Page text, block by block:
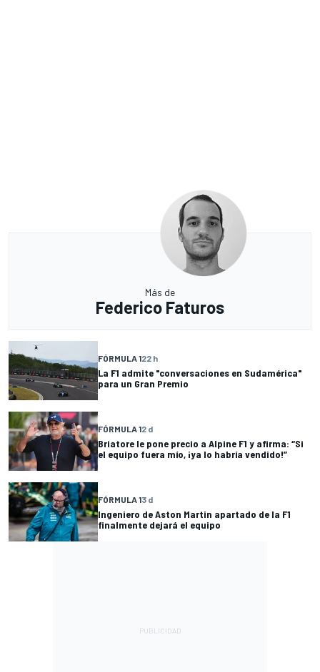
Más de
Federico Faturos
FÓRMULA 122 h
La F1 admite "conversaciones en Sudamérica"
para un Gran Premio
FÓRMULA 12 d
Briatore le pone precio a Alpine F1 y afirma: “Si
el equipo fuera mío, ¡ya lo habría vendido!”
FÓRMULA 13 d
Ingeniero de Aston Martin apartado de la F1
finalmente dejará el equipo